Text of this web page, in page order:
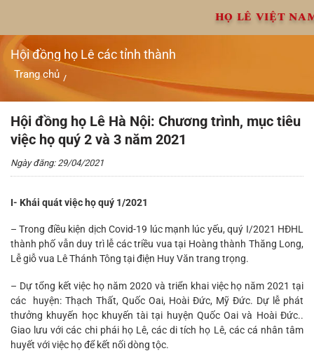
nội
dung
HỌ LÊ VIỆT
Hội đồng họ Lê các tỉnh thành
Trang chủ /
Hội đồng họ Lê Hà Nội: Chương trình, mục tiêu việc họ quý 2
và 3 năm 2021
Hội đồng họ Lê Hà Nội: Chương trình, mục tiêu
việc họ quý 2 và 3 năm 2021
Ngày đăng: 29/04/2021
I- Khái quát việc họ quý 1/2021
– Trong điều kiện dịch Covid-19 lúc mạnh lúc yếu, quý I/2021 HĐHL
thành phố vẫn duy trì lễ các triều vua tại Hoàng thành Thăng Long,
Lễ giỗ vua Lê Thánh Tông tại điện Huy Văn trang trọng.
– Dự tổng kết việc họ năm 2020 và triển khai việc họ năm 2021 tại
các huyện: Thạch Thất, Quốc Oai, Hoài Đức, Mỹ Đức. Dự lễ phát
thưởng khuyến học khuyến tài tại huyện Quốc Oai và Hoài Đức..
Giao lưu với các chi phái họ Lê, các di tích họ Lê, các cá nhân tâm
huyết với việc họ để kết nối dòng tộc.